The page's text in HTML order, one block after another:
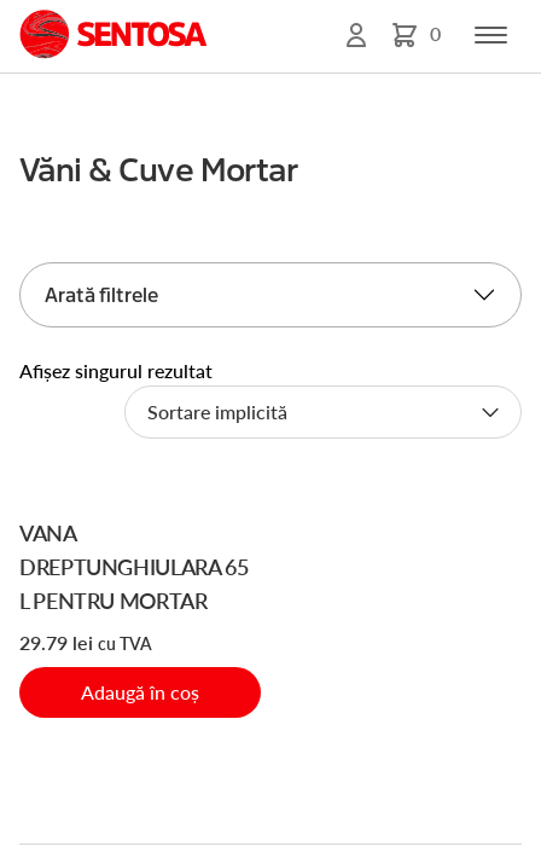
0
Văni & Cuve Mortar
Arată filtrele
Afișez singurul rezultat
VANA
DREPTUNGHIULARA 65
L PENTRU MORTAR
29.79 lei cu TVA
Adaugă în coș